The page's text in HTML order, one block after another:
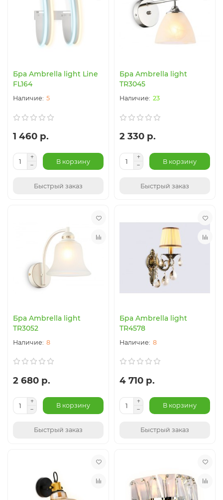
Бра Ambrella light Line
FL164
5
1 460 р.
В корзину
Быстрый заказ
Бра Ambrella light
TR3045
23
2 330 р.
В корзину
Быстрый заказ
Бра Ambrella light
TR3052
8
2 680 р.
В корзину
Быстрый заказ
Бра Ambrella light
TR4578
8
4 710 р.
В корзину
Быстрый заказ